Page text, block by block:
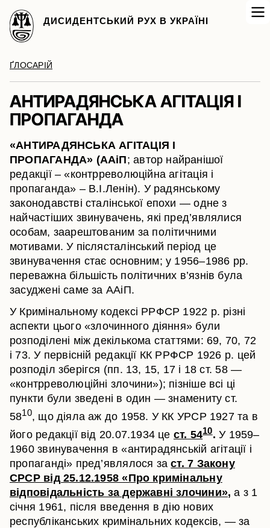
ДИСИДЕНТСЬКИЙ РУХ В УКРАЇНІ
ҐЛОСАРІЙ
АНТИРАДЯНСЬКА АГІТАЦІЯ І
ПРОПАГАНДА
«АНТИРАДЯНСЬКА АГІТАЦІЯ І
ПРОПАГАНДА» (ААіП; автор найранішої
редакції – «контрреволюційна агітація і
пропаганда» – В.І.Ленін). У радянському
законодавстві сталінської епохи — одне з
найчастіших звинувачень, які пред’являлися
особам, заарештованим за політичними
мотивами. У післясталінський період це
звинувачення стає основним; у 1956–1986 рр.
переважна більшість політичних в’язнів була
засуджені саме за ААіП.
У Кримінальному кодексі РРФСР 1922 р. різні
аспекти цього «злочинного діяння» були
розподілені між декількома статтями: 69, 70, 72
і 73. У первісній редакції КК РРФСР 1926 р. цей
розподіл зберігся (пп. 13, 15, 17 і 18 ст. 58 —
«контрреволюційні злочини»); пізніше всі ці
пункти були зведені в один — знамениту ст.
5810, що діяла аж до 1958. У КК УРСР 1927 та в
його редакції від 20.07.1934 це ст. 5410.У 1959–
1960 звинувачення в «антирадянській агітації і
пропаганді» пред’являлося заст. 7 Закону
СРСР від 25.12.1958 «Про кримінальну
відповідальність за державні злочини»,а з 1
січня 1961, після введення в дію нових
республіканських кримінальних кодексів, — за